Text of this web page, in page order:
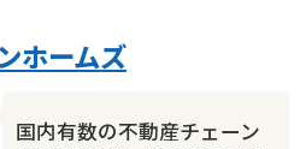
ホームズ
国内有数の不動産チェーン